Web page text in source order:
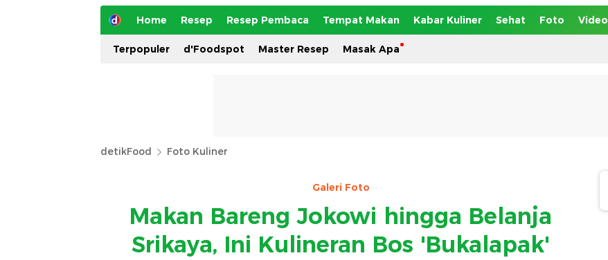
Home Resep Resep Pembaca Tempat Makan Kabar Kuliner Sehat Foto Video
Terpopuler d'Foodspot Master Resep Masak Apa
detikFood Foto Kuliner
Galeri Foto
Makan Bareng Jokowi hingga Belanja
Srikaya, Ini Kulineran Bos 'Bukalapak'